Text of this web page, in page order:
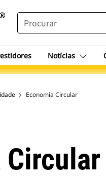
SEARCH
Notícias
Economia Circular